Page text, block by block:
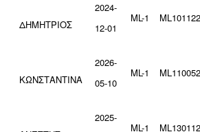
ΔΗΜΗΤΡΙΟΣ
2024-
12-01
ML-1
ΚΩΝΣΤΑΝΤΙΝΑ
2026-
05-10
ML-1
2025-
ML-1